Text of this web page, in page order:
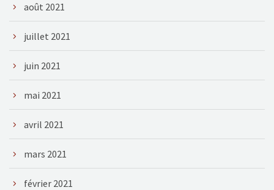
août 2021
juillet 2021
juin 2021
mai 2021
avril 2021
mars 2021
février 2021